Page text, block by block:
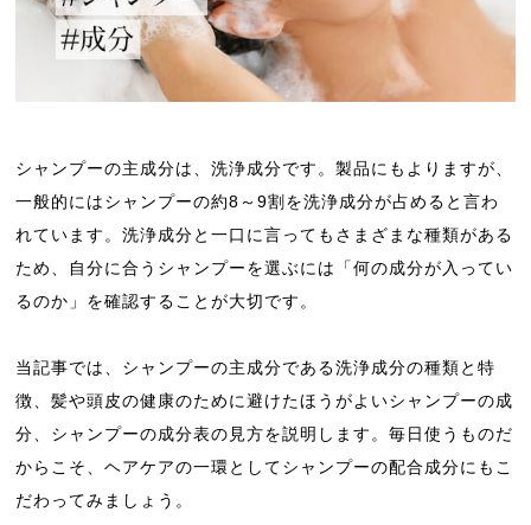
シャンプーの主成分は、洗浄成分です。製品にもよりますが、
一般的にはシャンプーの約8～9割を洗浄成分が占めると言わ
れています。洗浄成分と一口に言ってもさまざまな種類がある
ため、自分に合うシャンプーを選ぶには「何の成分が入ってい
るのか」を確認することが大切です。
当記事では、シャンプーの主成分である洗浄成分の種類と特
徴、髪や頭皮の健康のために避けたほうがよいシャンプーの成
分、シャンプーの成分表の見方を説明します。毎日使うものだ
からこそ、ヘアケアの一環としてシャンプーの配合成分にもこ
だわってみましょう。